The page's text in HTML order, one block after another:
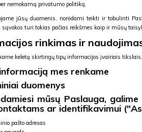
nemokamą privatumo politiką.
jūsų duomenis, norėdami teikti ir tobulinti
sąvokos turi tokias pačias reikšmes kaip ir mūsų
rinkimas ir
keletą skirtingų tipų informacijos įvairiais
mes renkame
duomenys
mūsų Paslauga,
ar identifikavimui
pašto adresas